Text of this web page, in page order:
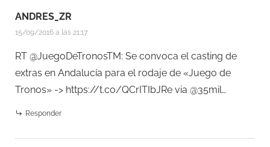
ANDRES_ZR
15/09/2016 a las 21:17
RT @JuegoDeTronosTM: Se convoca el casting de
extras en Andalucía para el rodaje de «Juego de
Tronos» -> https://t.co/QCrITIbJRe via @35mil…
Responder